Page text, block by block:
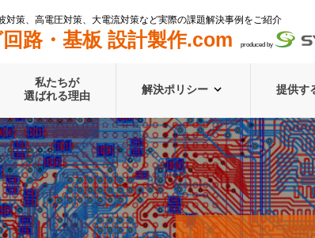
対策、高電圧対策、大電流対策など実際の課題解決事例をご紹介
路・基板 設計製作.com produced by
私たちが
選ばれる理由
解決ポリシー 提供す